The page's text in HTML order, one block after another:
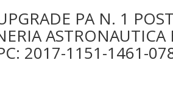
PA N. 1
2017-1151-1461-